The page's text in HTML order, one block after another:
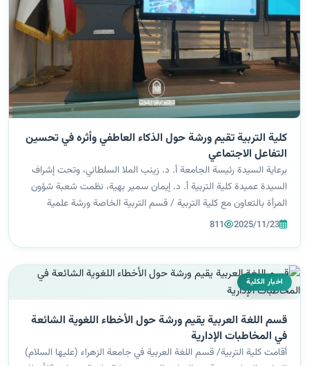
كلية التربية تقيم ورشة حول الذكاء العاطفي وأثره في تحسين
التفاعل الاجتماعي
برعاية السيدة رئيسة الجامعة أ. د. زينب الملا السلطاني، وتحت إشراف
السيدة عميدة كلية التربية أ. د. إيمان سمير بهية، نظمت شعبة شؤون
المرأة بالتعاون مع كلية التربية / قسم التربية الخاصة ورشة علمية
بعنوان: “تنمية الذكاء العاطفي لمواجهة ضغوط الحياة”، قدمتها م.م
2025/11/23
811
اخبار الكلية
قسم اللغة العربية يقيم ورشة حول الأخطاء اللغوية الشائعة
في المخاطبات الإدارية
أقامت كلية التربية/ قسم اللغة العربية في جامعة الزهراء (عليها السلام)